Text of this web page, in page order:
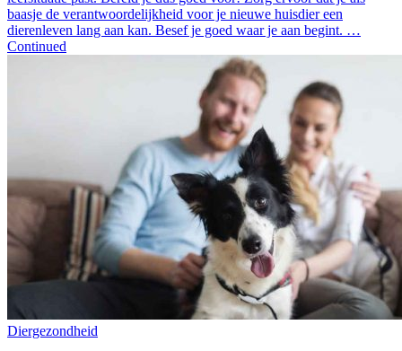
baasje de verantwoordelijkheid voor je nieuwe huisdier een
dierenleven lang aan kan. Besef je goed waar je aan begint. …
Continued
Diergezondheid